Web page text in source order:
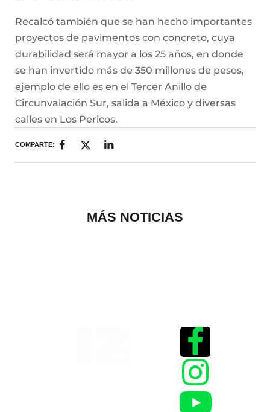
Recalcó también que se han hecho importantes
proyectos de pavimentos con concreto, cuya
durabilidad será mayor a los 25 años, en donde
se han invertido más de 350 millones de pesos,
ejemplo de ello es en el Tercer Anillo de
Circunvalación Sur, salida a México y diversas
calles en Los Pericos.
COMPARTE:
MÁS NOTICIAS